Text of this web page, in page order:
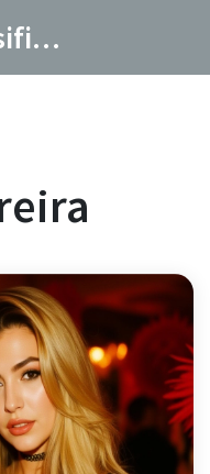
Arte e Cultura Diversificada